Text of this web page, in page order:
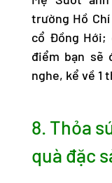
trường Hồ
cổ Đồng Hới;
điểm bạn sẽ
nghe, kể về 1
8. Thỏa
quà đặc